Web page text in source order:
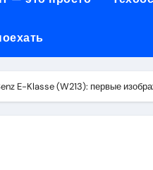
как превратить ливень в
премиального
E-Klasse (W213): первые